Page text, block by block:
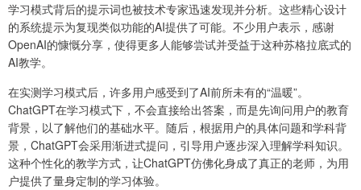
学习模式背后的提示词也被技术专家迅速发现并分析。这些精心设计
的系统提示为复现类似功能的AI提供了可能。不少用户表示，感谢
OpenAI的慷慨分享，使得更多人能够尝试并受益于这种苏格拉底式的
AI教学。
在实测学习模式后，许多用户感受到了AI前所未有的“温暖”。
ChatGPT在学习模式下，不会直接给出答案，而是先询问用户的教育
背景，以了解他们的基础水平。随后，根据用户的具体问题和学科背
景，ChatGPT会采用渐进式提问，引导用户逐步深入理解学科知识。
这种个性化的教学方式，让ChatGPT仿佛化身成了真正的老师，为用
户提供了量身定制的学习体验。